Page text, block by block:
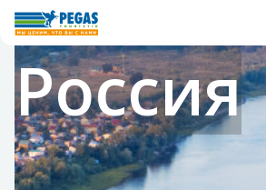
Россия